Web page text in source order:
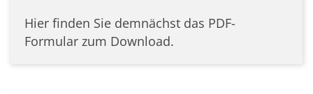
Hier finden Sie demnächst das PDF-
Formular zum Download.